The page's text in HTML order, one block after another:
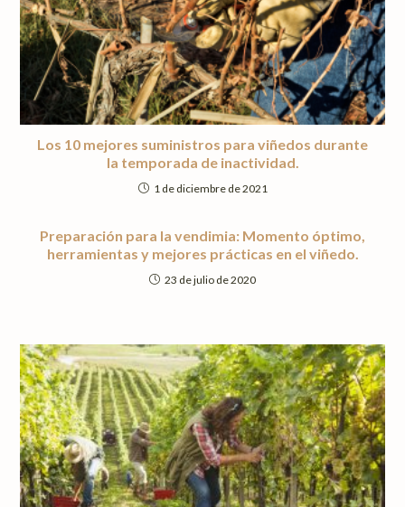
Los 10 mejores suministros para viñedos durante
la temporada de inactividad.
1 de diciembre de 2021
Preparación para la vendimia: Momento óptimo,
herramientas y mejores prácticas en el viñedo.
23 de julio de 2020